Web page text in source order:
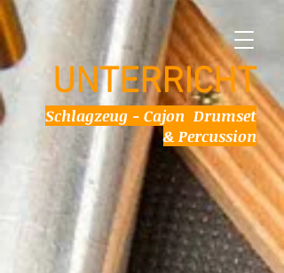
UNTERRICHT
Schlagzeug - Cajon Drumset
& Percussion